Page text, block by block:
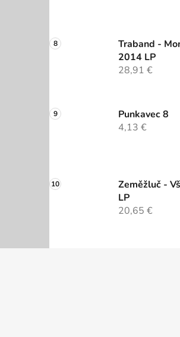
Traband -
2014 LP
28,91 €
Punkavec 8
4,13 €
Zeměžluč -
LP
20,65 €